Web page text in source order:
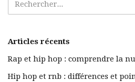
Articles récents
Rap et hip hop : comprendre la
Hip hop et rnb : différences et